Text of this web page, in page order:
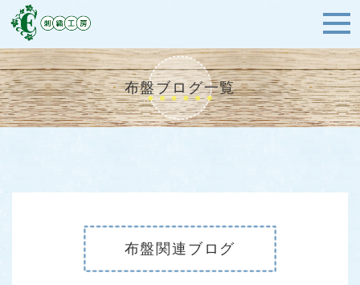
布盤ブログ一覧
布盤関連ブログ